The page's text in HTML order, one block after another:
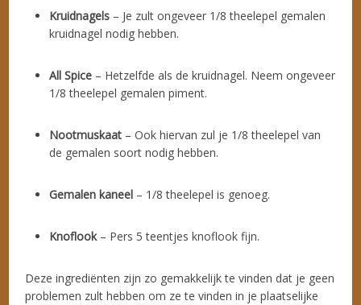
Kruidnagels – Je zult ongeveer 1/8 theelepel gemalen
kruidnagel nodig hebben.
All Spice – Hetzelfde als de kruidnagel. Neem ongeveer
1/8 theelepel gemalen piment.
Nootmuskaat – Ook hiervan zul je 1/8 theelepel van
de gemalen soort nodig hebben.
Gemalen kaneel – 1/8 theelepel is genoeg.
Knoflook– Pers 5 teentjes knoflook fijn.
Deze ingrediënten zijn zo gemakkelijk te vinden dat je geen
problemen zult hebben om ze te vinden in je plaatselijke